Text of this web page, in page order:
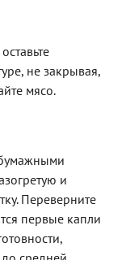
не закрывая,
мясо.
и
Переверните
первые капли